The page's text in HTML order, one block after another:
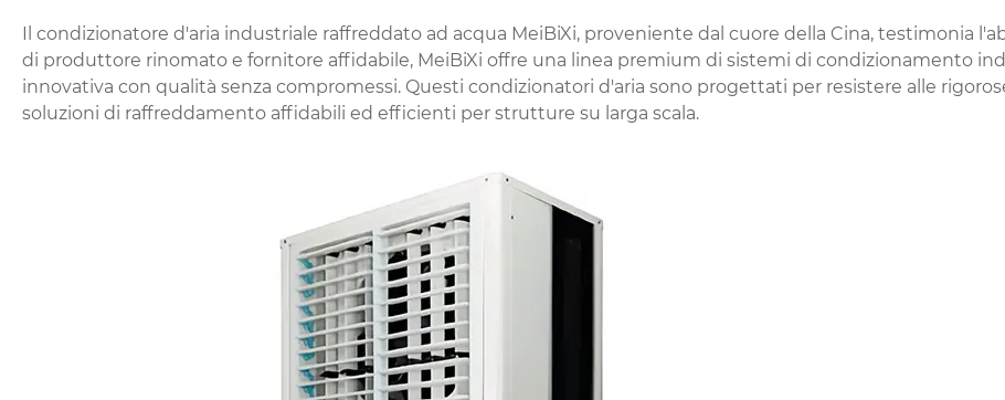
Il condizionatore d'aria industriale raffreddato ad acqua MeiBiXi, proveniente dal cuore della Cina, testimonia
di produttore rinomato e fornitore affidabile, MeiBiXi offre una linea premium di sistemi di condizionamento
innovativa con qualità senza compromessi. Questi condizionatori d'aria sono progettati per resistere alle
soluzioni di raffreddamento affidabili ed efficienti per strutture su larga scala.